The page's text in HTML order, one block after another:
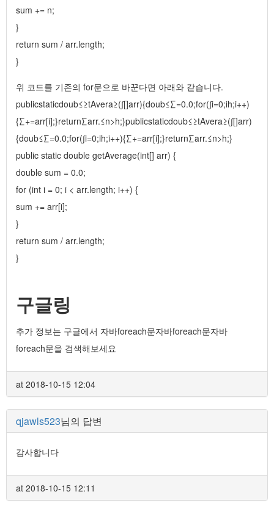
sum += n;
}
return sum / arr.length;
}
위 코드를 기존의 for문으로 바꾼다면 아래와 같습니다.
publicstaticdoub≤≥tAvera≥(∫[]arr){doub≤∑=0.0;for(∫i=0;ih;i++)
{∑+=arr[i];}return∑arr.≤n>h;}publicstaticdoub≤≥tAvera≥(∫[]arr)
{doub≤∑=0.0;for(∫i=0;ih;i++){∑+=arr[i];}return∑arr.≤n>h;}
public static double getAverage(int[] arr) {
double sum = 0.0;
for (int i = 0; i < arr.length; i++) {
sum += arr[i];
}
return sum / arr.length;
}
구글링
추가 정보는 구글에서 자바foreach문자바foreach문자바
foreach문을 검색해보세요
at 2018-10-15 12:04
qjawls523님의 답변
감사합니다
at 2018-10-15 12:11